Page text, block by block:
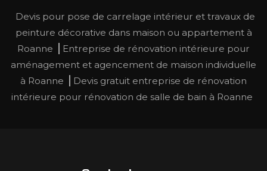
Devis pour pose de carrelage intérieur et travaux de
peinture décorative dans maison ou appartement à
Roanne
Entreprise de rénovation intérieure pour
aménagement et agencement de maison individuelle
à Roanne
Devis gratuit entreprise de rénovation
intérieure pour rénovation de salle de bain à Roanne